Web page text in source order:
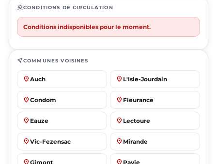
routineCONDITIONS DE CIRCULATION
Conditions indisponibles pour le moment.
near_meCOMMUNES VOISINES
place Auch place L'Isle-Jourdain
place Condom place Fleurance
place Eauze place Lectoure
place Vic-Fezensac place Mirande
place Gimont place Pavie